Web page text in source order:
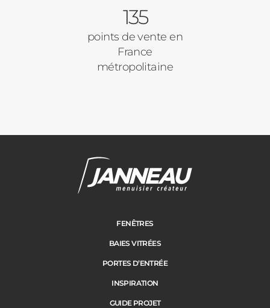
135
points de vente en
France
métropolitaine
FENÊTRES
BAIES VITRÉES
PORTES D’ENTRÉE
INSPIRATION
GUIDE PROJET
Janneau Menuisier Créateur